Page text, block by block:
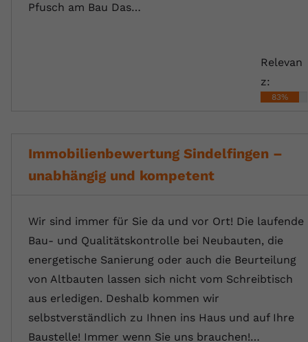
Pfusch am Bau Das…
Relevan
z:
83%
Immobilienbewertung Sindelfingen –
unabhängig und kompetent
Wir sind immer für Sie da und vor Ort! Die laufende
Bau- und Qualitätskontrolle bei Neubauten, die
energetische Sanierung oder auch die Beurteilung
von Altbauten lassen sich nicht vom Schreibtisch
aus erledigen. Deshalb kommen wir
selbstverständlich zu Ihnen ins Haus und auf Ihre
Baustelle! Immer wenn Sie uns brauchen!…